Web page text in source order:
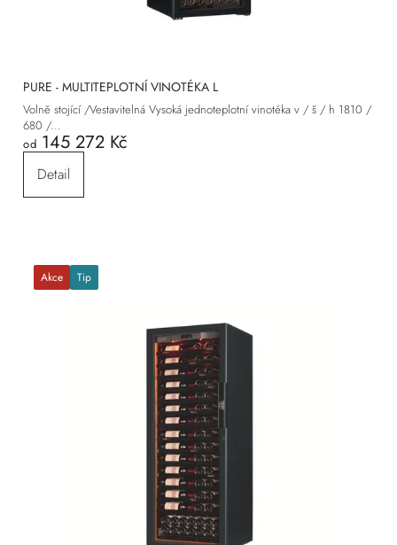
PURE - MULTITEPLOTNÍ VINOTÉKA L
od 145 272 Kč
Detail
Volně stojící /Vestavitelná Vysoká jednoteplotní vinotéka v / š / h 1810 /
680 /...
Akce Tip